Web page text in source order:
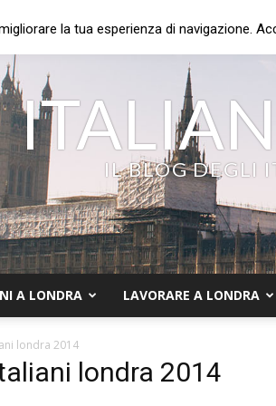
IL BLOG DEGLI
A LONDRA LAVORARE A LONDRA
londra 2014
londra 2014
la tua esperienza di navigazione.